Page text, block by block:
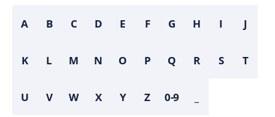
A B C D E F G H I J
K L M N O P Q R S T
U V W X Y Z 0-9